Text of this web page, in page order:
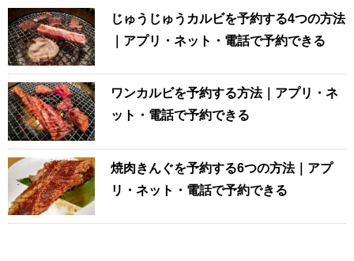
じゅうじゅうカルビを予約する4つの方法
｜アプリ・ネット・電話で予約できる
ワンカルビを予約する方法｜アプリ・ネ
ット・電話で予約できる
焼肉きんぐを予約する6つの方法｜アプ
リ・ネット・電話で予約できる